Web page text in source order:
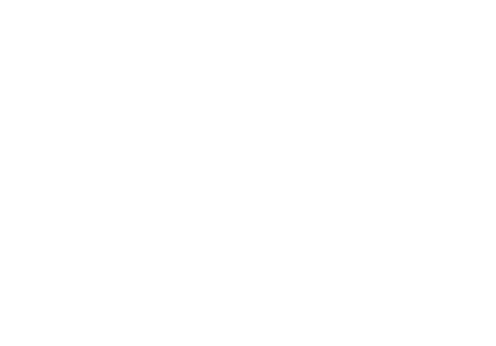
काळजी घेण्यात आली. मृतदेहांचं शवविच्छेदन होऊ